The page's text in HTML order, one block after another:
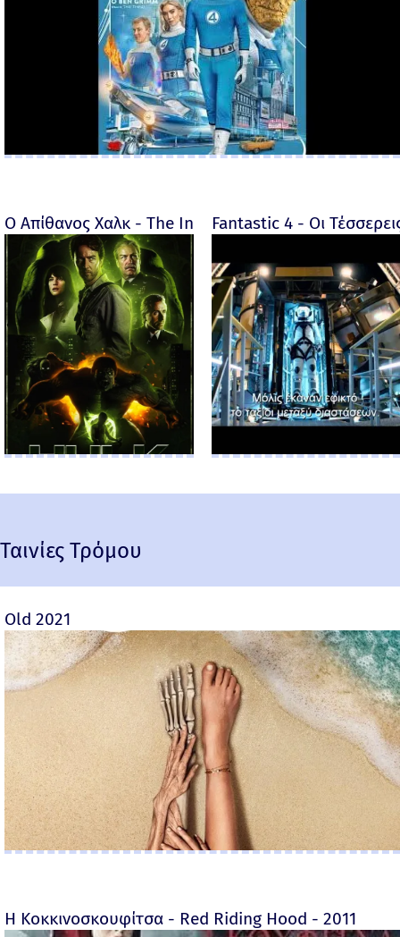
Ο Απίθανος Χαλκ - The Incredible Hulk - 2008
Fantastic 4 - Οι
Ταινίες Τρόμου
Old 2021
Η Κοκκινοσκουφίτσα - Red Riding Hood - 2011